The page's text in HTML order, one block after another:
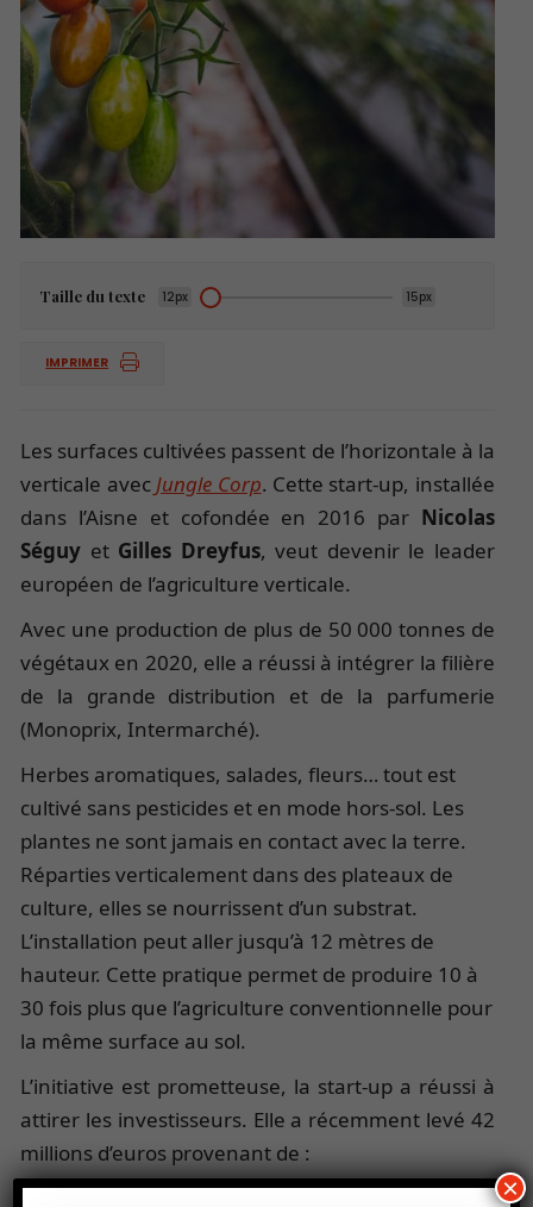
Taille du texte 12px 15px
IMPRIMER
Les surfaces cultivées passent de l’horizontale à la
verticale avec Jungle Corp. Cette start-up, installée
dans l’Aisne et cofondée en 2016 par Nicolas
Séguy et Gilles Dreyfus, veut devenir le leader
européen de l’agriculture verticale.
Avec une production de plus de 50 000 tonnes de
végétaux en 2020, elle a réussi à intégrer la filière
de la grande distribution et de la parfumerie
(Monoprix, Intermarché).
Herbes aromatiques, salades, fleurs… tout est
cultivé sans pesticides et en mode hors-sol. Les
plantes ne sont jamais en contact avec la terre.
Réparties verticalement dans des plateaux de
culture, elles se nourrissent d’un substrat.
L’installation peut aller jusqu’à 12 mètres de
hauteur. Cette pratique permet de produire 10 à
30 fois plus que l’agriculture conventionnelle pour
la même surface au sol.
L’initiative est prometteuse, la start-up a réussi à
attirer les investisseurs. Elle a récemment levé 42
millions d’euros provenant de :
×